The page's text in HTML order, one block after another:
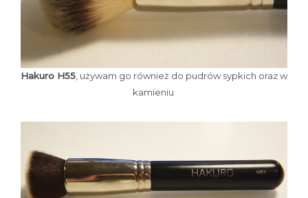
Hakuro H55, używam go również do pudrów sypkich oraz w
kamieniu